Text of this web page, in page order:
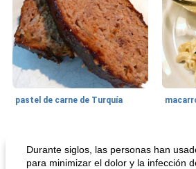
pastel de carne de Turquía
Durante siglos, las personas han
para minimizar el dolor y la infección